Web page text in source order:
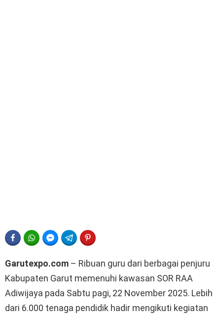
FACEBOOKWHATSAPPFACEBOOK MESSENGER
TELEGRAM
Garutexpo.com – Ribuan guru dari berbagai penjuru
Kabupaten Garut memenuhi kawasan SOR RAA
Adiwijaya pada Sabtu pagi, 22 November 2025. Lebih
dari 6.000 tenaga pendidik hadir mengikuti kegiatan